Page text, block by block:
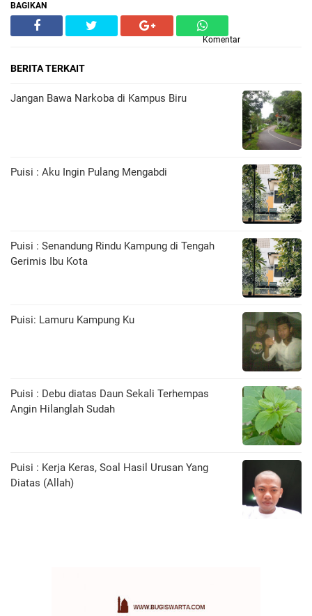
BAGIKAN
Komentar
BERITA TERKAIT
Jangan Bawa Narkoba di Kampus Biru
Puisi : Aku Ingin Pulang Mengabdi
Puisi : Senandung Rindu Kampung di Tengah
Gerimis Ibu Kota
Puisi: Lamuru Kampung Ku
Puisi : Debu diatas Daun Sekali Terhempas
Angin Hilanglah Sudah
Puisi : Kerja Keras, Soal Hasil Urusan Yang
Diatas (Allah)